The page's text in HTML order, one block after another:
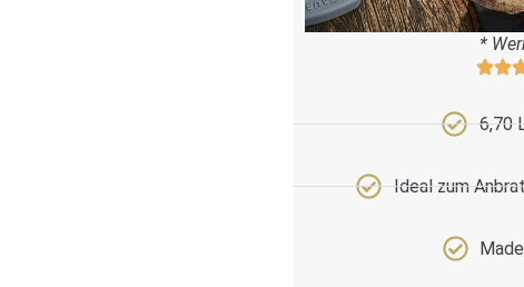
*
6,70
Ideal zum